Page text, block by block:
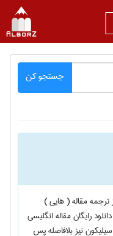
جستجو کن
مقاله ( هایی )
رایگان مقاله انگلیسی
سیلیکوننیز بلافاصله پس